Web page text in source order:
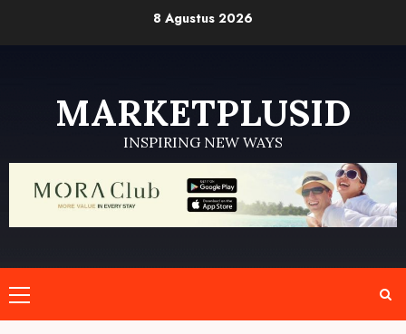
8 Agustus 2026
MARKETPLUSID
INSPIRING NEW WAYS
Primary
Menu